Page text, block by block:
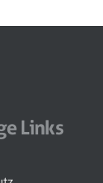
Links